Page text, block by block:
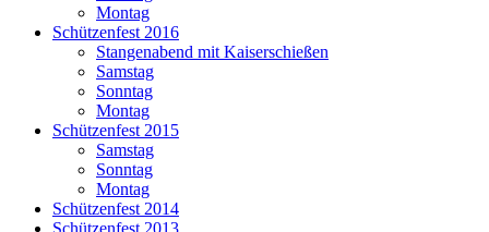
Montag
Schützenfest 2016
Stangenabend mit Kaiserschießen
Samstag
Sonntag
Montag
Schützenfest 2015
Samstag
Sonntag
Montag
Schützenfest 2014
Schützenfest 2013